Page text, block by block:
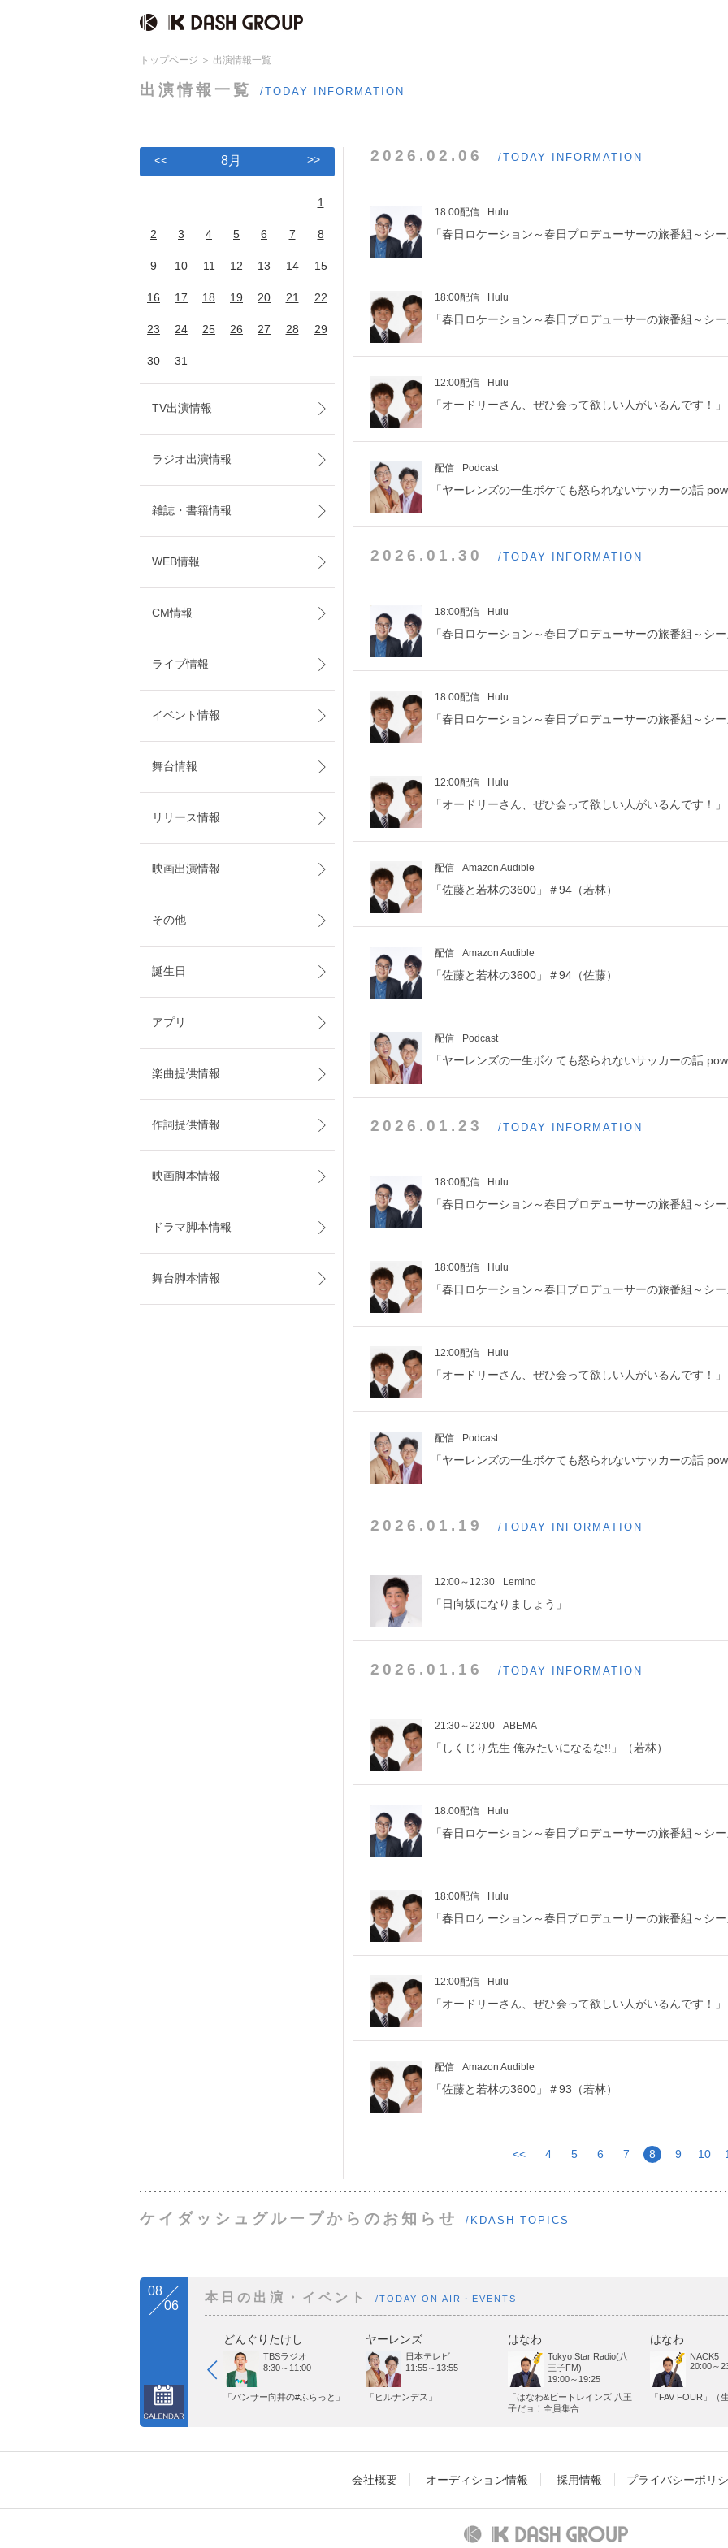
トップページ 出演情報一覧
出演情報一覧 /TODAY INFORMATION
2026.02.06 /TODAY INFORMATION
18:00配信 Hulu
「春日ロケーション～春日プロデューサーの旅番組～シ
18:00配信 Hulu
「春日ロケーション～春日プロデューサーの旅番組～シ
12:00配信 Hulu
「オードリーさん、ぜひ会って欲しい人がいるんです！」
配信 Podcast
「ヤーレンズの一生ボケても怒られないサッカーの話
2026.01.30 /TODAY INFORMATION
18:00配信 Hulu
「春日ロケーション～春日プロデューサーの旅番組～シ
18:00配信 Hulu
「春日ロケーション～春日プロデューサーの旅番組～シ
12:00配信 Hulu
「オードリーさん、ぜひ会って欲しい人がいるんです！」
配信 Amazon Audible
「佐藤と若林の3600」＃94（若林）
配信 Amazon Audible
「佐藤と若林の3600」＃94（佐藤）
配信 Podcast
「ヤーレンズの一生ボケても怒られないサッカーの話
2026.01.23 /TODAY INFORMATION
18:00配信 Hulu
「春日ロケーション～春日プロデューサーの旅番組～シ
18:00配信 Hulu
「春日ロケーション～春日プロデューサーの旅番組～シ
12:00配信 Hulu
「オードリーさん、ぜひ会って欲しい人がいるんです！」
配信 Podcast
「ヤーレンズの一生ボケても怒られないサッカーの話
2026.01.19 /TODAY INFORMATION
12:00～12:30 Lemino
「日向坂になりましょう」
2026.01.16 /TODAY INFORMATION
21:30～22:00 ABEMA
「しくじり先生 俺みたいになるな!!」（若林）
18:00配信 Hulu
「春日ロケーション～春日プロデューサーの旅番組～シ
18:00配信 Hulu
「春日ロケーション～春日プロデューサーの旅番組～シ
12:00配信 Hulu
「オードリーさん、ぜひ会って欲しい人がいるんです！」
配信 Amazon Audible
「佐藤と若林の3600」＃93（若林）
<< 4 5 6 7 8 9 10
<< 8月 >>
1
2 3 4 5 6 7 8
9 10 11 12 13 14 15
16 17 18 19 20 21 22
23 24 25 26 27 28 29
30 31
TV出演情報
ラジオ出演情報
雑誌・書籍情報
WEB情報
CM情報
ライブ情報
イベント情報
舞台情報
リリース情報
映画出演情報
その他
誕生日
アプリ
楽曲提供情報
作詞提供情報
映画脚本情報
ドラマ脚本情報
舞台脚本情報
ケイダッシュグループからのお知らせ /KDASH TOPICS
08
06
本日の出演・イベント /TODAY ON AIR・EVENTS
どんぐりたけし
TBSラジオ
8:30～11:00
「パンサー向井の#ふらっと」
ヤーレンズ
日本テレビ
11:55～13:55
「ヒルナンデス」
はなわ
Tokyo Star Radio(八
王子FM)
19:00～19:25
「はなわ&ビートレインズ 八王
子だョ！全員集合」
はなわ
NACK5
20:00～
「FAV FOUR」（
会社概要 オーディション情報 採用情報 プライバシーポリ